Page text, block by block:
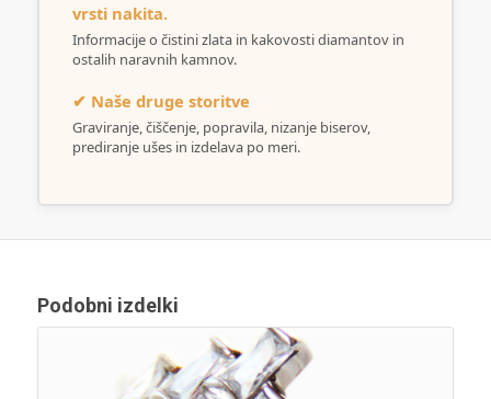
vrsti nakita.
Informacije o čistini zlata in kakovosti diamantov in
ostalih naravnih kamnov.
✔ Naše druge storitve
Graviranje, čiščenje, popravila, nizanje biserov,
prediranje ušes in izdelava po meri.
Podobni izdelki